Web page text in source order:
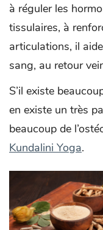
à réguler les
tissulaires, à
articulations, il
sang, au retour
S’il existe
en existe un très
beaucoup de
Kundalini Yoga.